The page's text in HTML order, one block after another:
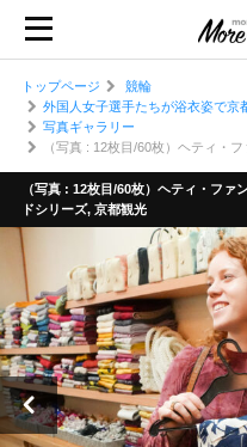
トップページ
競輪
外国人女子選手たちが浴衣姿で
写真ギャラリー
（写真 : 12枚目/60枚）ヘティ・
（写真 : 12枚目/60枚）ヘティ・フ
ドシリーズ, 京都観光